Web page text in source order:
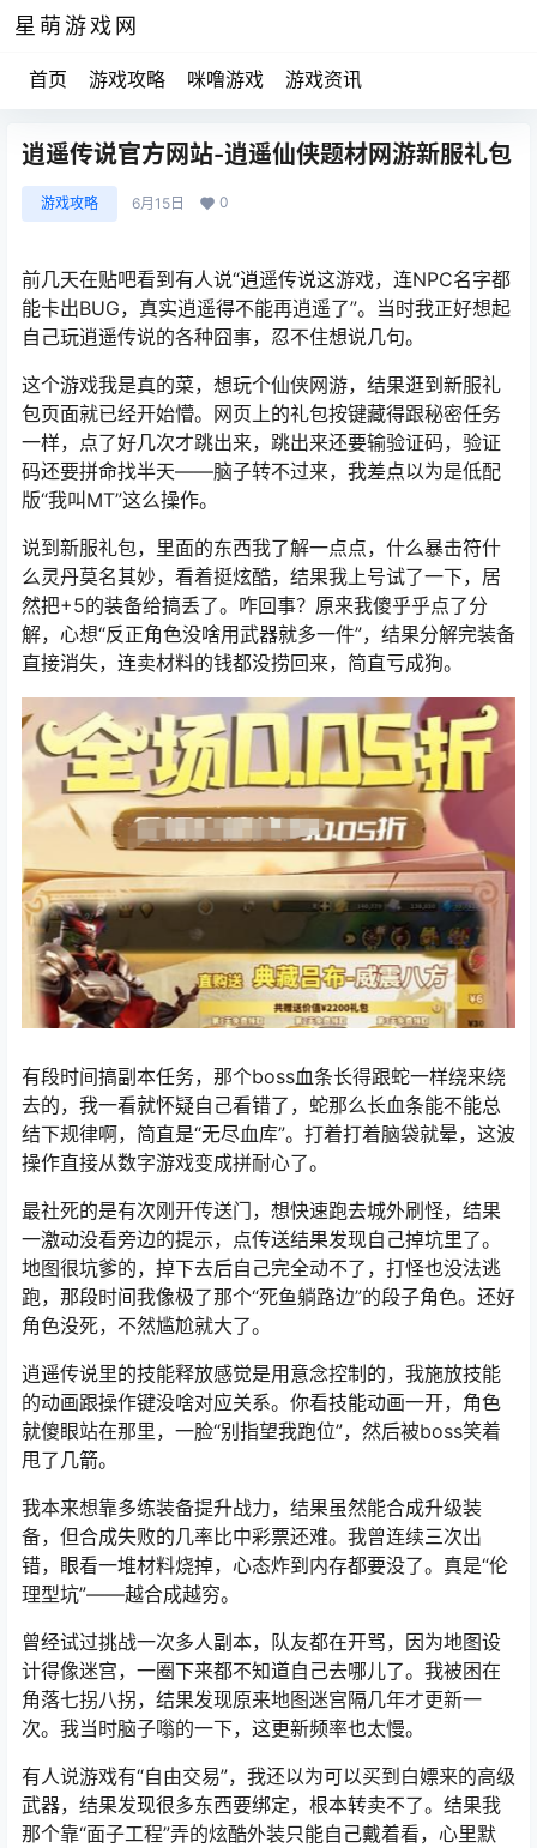
星萌游戏网
首页 游戏攻略 咪噜游戏 游戏资讯
逍遥传说官方网站-逍遥仙侠题材网游新服礼包
游戏攻略 6月15日 0
前几天在贴吧看到有人说“逍遥传说这游戏，连NPC名字都
能卡出BUG，真实逍遥得不能再逍遥了”。当时我正好想起
自己玩逍遥传说的各种囧事，忍不住想说几句。
这个游戏我是真的菜，想玩个仙侠网游，结果逛到新服礼
包页面就已经开始懵。网页上的礼包按键藏得跟秘密任务
一样，点了好几次才跳出来，跳出来还要输验证码，验证
码还要拼命找半天——脑子转不过来，我差点以为是低配
版“我叫MT”这么操作。
说到新服礼包，里面的东西我了解一点点，什么暴击符什
么灵丹莫名其妙，看着挺炫酷，结果我上号试了一下，居
然把+5的装备给搞丢了。咋回事？原来我傻乎乎点了分
解，心想“反正角色没啥用武器就多一件”，结果分解完装备
直接消失，连卖材料的钱都没捞回来，简直亏成狗。
有段时间搞副本任务，那个boss血条长得跟蛇一样绕来绕
去的，我一看就怀疑自己看错了，蛇那么长血条能不能总
结下规律啊，简直是“无尽血库”。打着打着脑袋就晕，这波
操作直接从数字游戏变成拼耐心了。
最社死的是有次刚开传送门，想快速跑去城外刷怪，结果
一激动没看旁边的提示，点传送结果发现自己掉坑里了。
地图很坑爹的，掉下去后自己完全动不了，打怪也没法逃
跑，那段时间我像极了那个“死鱼躺路边”的段子角色。还好
角色没死，不然尴尬就大了。
逍遥传说里的技能释放感觉是用意念控制的，我施放技能
的动画跟操作键没啥对应关系。你看技能动画一开，角色
就傻眼站在那里，一脸“别指望我跑位”，然后被boss笑着
甩了几箭。
我本来想靠多练装备提升战力，结果虽然能合成升级装
备，但合成失败的几率比中彩票还难。我曾连续三次出
错，眼看一堆材料烧掉，心态炸到内存都要没了。真是“伦
理型坑”——越合成越穷。
曾经试过挑战一次多人副本，队友都在开骂，因为地图设
计得像迷宫，一圈下来都不知道自己去哪儿了。我被困在
角落七拐八拐，结果发现原来地图迷宫隔几年才更新一
次。我当时脑子嗡的一下，这更新频率也太慢。
有人说游戏有“自由交易”，我还以为可以买到白嫖来的高级
武器，结果发现很多东西要绑定，根本转卖不了。结果我
那个靠“面子工程”弄的炫酷外装只能自己戴着看，心里默